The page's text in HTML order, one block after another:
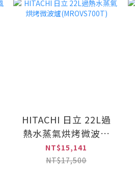
HITACHI 日立 22L過
熱水蒸氣烘烤微波爐
(MROVS700T)
NT$15,141
NT$17,500